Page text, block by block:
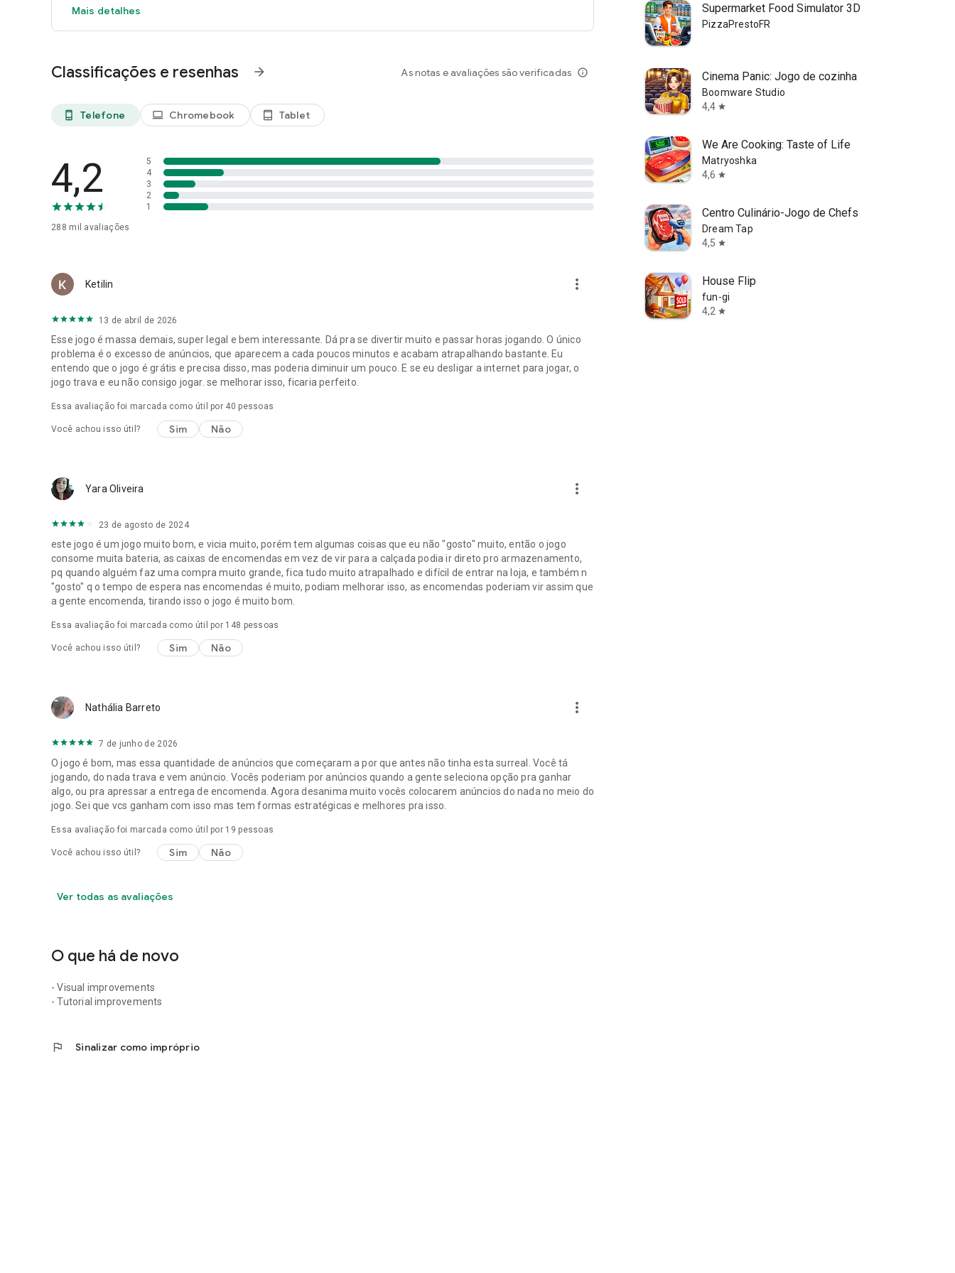
Mais detalhes
Classificações e resenhas arrow_forward As notas e avaliações são verificadas info_outline
phone_android Telefone laptop Chromebook tablet_android Tablet
4,2
288 mil avaliações
5
4
3
2
1
Ketilin more_vert
13 de abril de 2026
Esse jogo é massa demais, super legal e bem interessante. Dá pra se divertir muito e passar horas jogando. O único
problema é o excesso de anúncios, que aparecem a cada poucos minutos e acabam atrapalhando bastante. Eu
entendo que o jogo é grátis e precisa disso, mas poderia diminuir um pouco. E se eu desligar a internet para jogar, o
jogo trava e eu não consigo jogar. se melhorar isso, ficaria perfeito.
Essa avaliação foi marcada como útil por 40 pessoas
Você achou isso útil? Sim Não
Yara Oliveira more_vert
23 de agosto de 2024
este jogo é um jogo muito bom, e vicia muito, porém tem algumas coisas que eu não "gosto" muito, então o jogo
consome muita bateria, as caixas de encomendas em vez de vir para a calçada podia ir direto pro armazenamento,
pq quando alguém faz uma compra muito grande, fica tudo muito atrapalhado e difícil de entrar na loja, e também n
"gosto" q o tempo de espera nas encomendas é muito, podiam melhorar isso, as encomendas poderiam vir assim que
a gente encomenda, tirando isso o jogo é muito bom.
Essa avaliação foi marcada como útil por 148 pessoas
Você achou isso útil? Sim Não
Nathália Barreto more_vert
7 de junho de 2026
O jogo é bom, mas essa quantidade de anúncios que começaram a por que antes não tinha esta surreal. Você tá
jogando, do nada trava e vem anúncio. Vocês poderiam por anúncios quando a gente seleciona opção pra ganhar
algo, ou pra apressar a entrega de encomenda. Agora desanima muito vocês colocarem anúncios do nada no meio do
jogo. Sei que vcs ganham com isso mas tem formas estratégicas e melhores pra isso.
Essa avaliação foi marcada como útil por 19 pessoas
Você achou isso útil? Sim Não
Ver todas as avaliações
O que há de novo
- Visual improvements
- Tutorial improvements
flag Sinalizar como impróprio
Supermarket Food Simulator 3D
PizzaPrestoFR
Cinema Panic: Jogo de cozinha
Boomware Studio
4,4 star
We Are Cooking: Taste of Life
Matryoshka
4,6 star
Centro Culinário-Jogo de Chefs
Dream Tap
4,5 star
House Flip
fun-gi
4,2 star